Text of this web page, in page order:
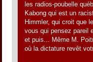
les radios-poubelle
Kabong qui est un
Himmler, qui croit que
vous qui pensez pareil
et puis... Même M.
où la dictature revêt